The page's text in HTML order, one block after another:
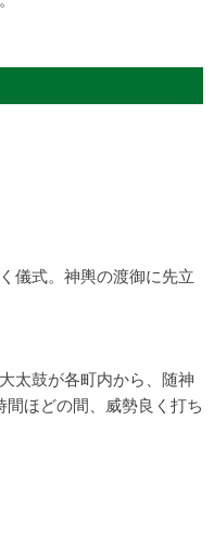
儀式。神輿の渡御に先立
太鼓が各町内から、随神
間ほどの間、威勢良く打ち